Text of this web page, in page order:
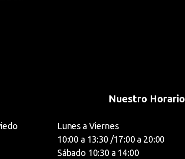
Nuestro Horario
Lunes a Viernes
10:00 a 13:30 /17:00 a 20:00
Sábado 10:30 a 14:00